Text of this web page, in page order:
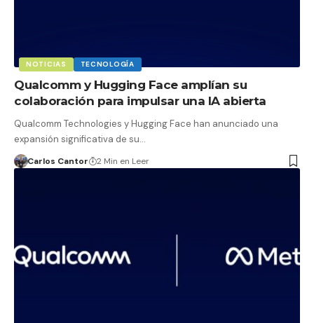
NOTICIAS TECNOLOGÍA
Qualcomm y Hugging Face amplían su
colaboración para impulsar una IA abierta
Qualcomm Technologies y Hugging Face han anunciado una
expansión significativa de su…
Carlos Cantor 2 Min en Leer